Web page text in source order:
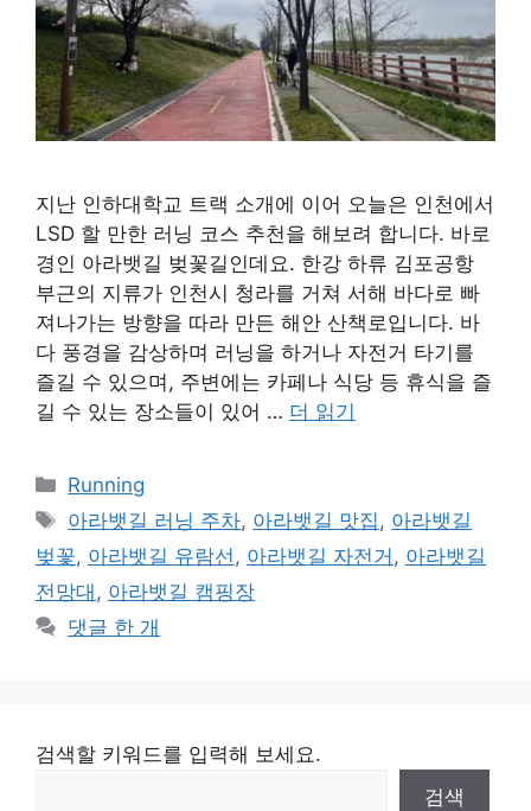
지난 인하대학교 트랙 소개에 이어 오늘은 인천에서
LSD 할 만한 러닝 코스 추천을 해보려 합니다. 바로
경인 아라뱃길 벚꽃길인데요. 한강 하류 김포공항
부근의 지류가 인천시 청라를 거쳐 서해 바다로 빠
져나가는 방향을 따라 만든 해안 산책로입니다. 바
다 풍경을 감상하며 러닝을 하거나 자전거 타기를
즐길 수 있으며, 주변에는 카페나 식당 등 휴식을 즐
길 수 있는 장소들이 있어 … 더 읽기
카
테
리
Running
태
그
아라뱃길 러닝 주차, 아라뱃길 맛집, 아라뱃길
벚꽃, 아라뱃길 유람선, 아라뱃길 자전거 , 아라뱃길
전망대 , 아라뱃길 캠핑장
댓글 한 개
검색할 키워드를 입력해 보세요.
검색